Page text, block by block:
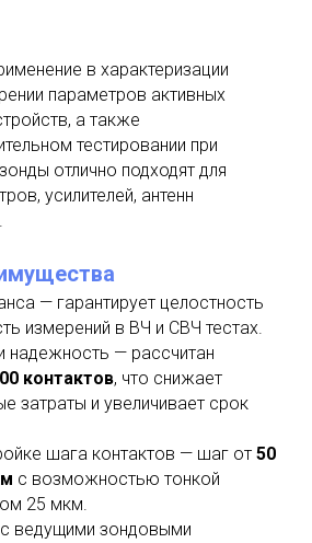
в характеризации
параметров активных
а также
тестировании при
отлично подходят для
усилителей, антенн
— гарантирует целостность
измерений в ВЧ и СВЧ тестах.
надежность — рассчитан
контактов, что снижает
затраты и увеличивает срок
шага контактов — шаг от 50
с возможностью тонкой
25 мкм.
ведущими зондовыми